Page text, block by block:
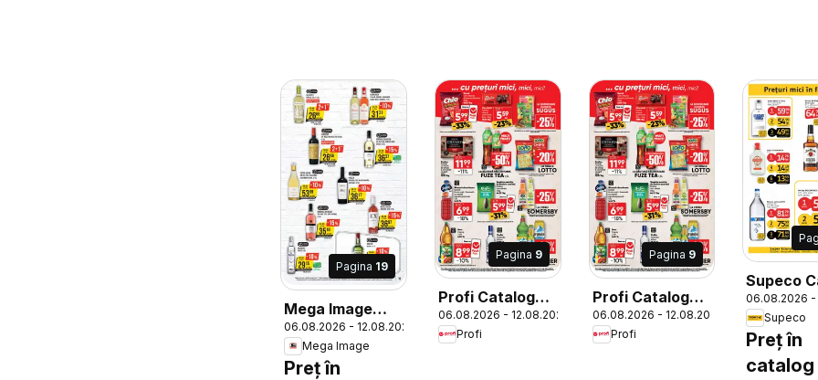
Pagina 19
Mega Image
Catalog
06.08.2026 - 12.08.2026
Mega Image
Preț în
Pagina 9
Profi Catalog
Loco
06.08.2026 - 12.08.2026
Profi
Pagina 9
Profi Catalog
Loco nou
06.08.2026 - 12.08.2026
Profi
Supeco
Bilingv
06.08.2026 -
Supeco
Preț în
catalog